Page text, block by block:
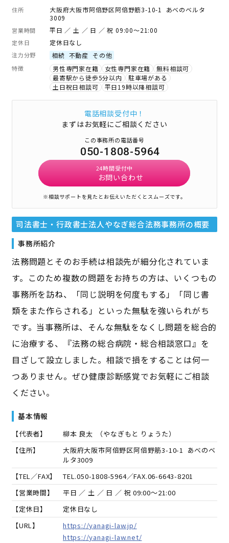
住所
大阪府大阪市阿倍野区阿倍野筋3-10-1 あべのベルタ
3009
営業時間 平日 ／ 土 ／ 日 ／ 祝 09:00～21:00
定休日 定休日なし
注力分野 相続 不動産 その他
特徴 男性専門家在籍 女性専門家在籍
無料相談可
最寄駅から徒歩5分以内
駐車場がある
土日祝日相談可
平日19時以降相談可
電話相談受付中！
まずはお気軽にご相談ください
この事務所の電話番号
050-1808-5964
24時間受付中
お問い合わせ
※相談サポートを見たとお伝えいただくとスムーズです。
司法書士・行政書士法人やなぎ総合法務事務所の概要
事務所紹介
法務問題とそのお手続は相談先が細分化されていま
す。このため複数の問題をお持ちの方は、いくつもの
事務所を訪ね、「同じ説明を何度もする」「同じ書
類をまた作らされる」といった無駄を強いられがち
です。当事務所は、そんな無駄をなくし問題を総合的
に治療する、『法務の総合病院・総合相談窓口』を
目ざして設立しました。相談で損をすることは何一
つありません。ぜひ健康診断感覚でお気軽にご相談
ください。
基本情報
【代表者】 柳本 良太 （やなぎもと りょうた）
【住所】
大阪府大阪市阿倍野区阿倍野筋3-10-1 あべのベ
ルタ3009
【TEL／FAX】
TEL.050-1808-5964／FAX.06-6643-8201
【営業時間】
平日 ／ 土 ／ 日 ／ 祝 09:00～21:00
【定休日】
定休日なし
【URL】
https://yanagi-law.jp/
https://yanagi-law.net/